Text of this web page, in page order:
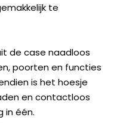
te
de case naadloos
poorten en functies
is het hoesje
en contactloos
in één.